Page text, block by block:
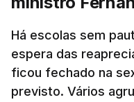
Há escolas sem
espera das
ficou fechado na
previsto. Vários